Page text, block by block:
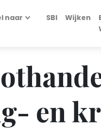
naar SBI Wijken
en